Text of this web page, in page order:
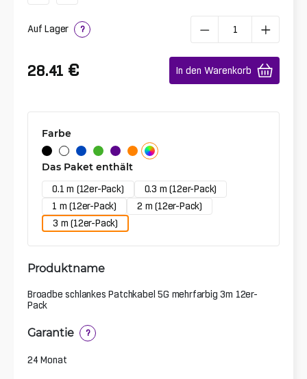
Auf Lager ?
28.41 € In den Warenkorb
Farbe
Das Paket enthält
0.1 m (12er-Pack)
0.3 m (12er-Pack)
1 m (12er-Pack)
2 m (12er-Pack)
3 m (12er-Pack)
Produktname
Broadbe schlankes Patchkabel 5G mehrfarbig 3m 12er-
Pack
Garantie ?
24 Monat